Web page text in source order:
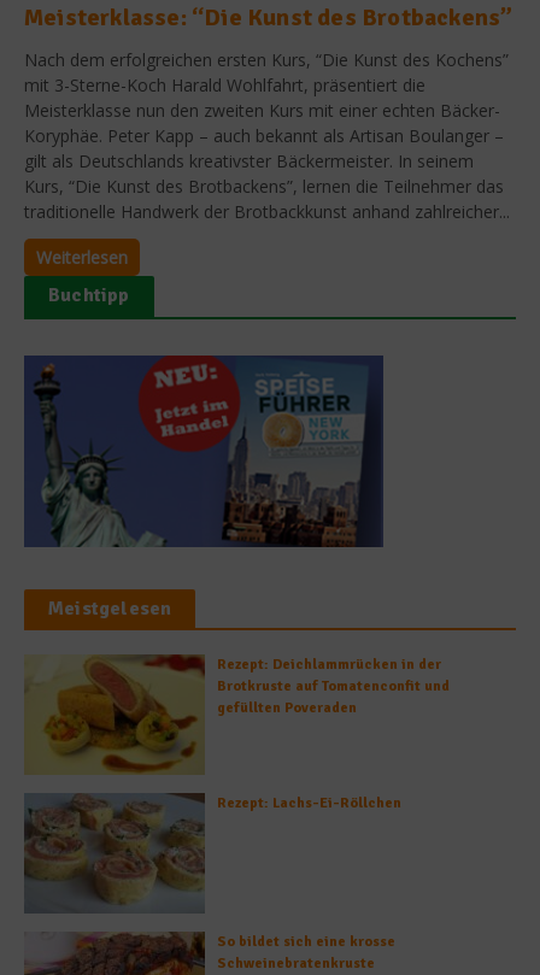
Meisterklasse: “Die Kunst des Brotbackens”
Nach dem erfolgreichen ersten Kurs, “Die Kunst des Kochens”
mit 3-Sterne-Koch Harald Wohlfahrt, präsentiert die
Meisterklasse nun den zweiten Kurs mit einer echten Bäcker-
Koryphäe. Peter Kapp – auch bekannt als Artisan Boulanger –
gilt als Deutschlands kreativster Bäckermeister. In seinem
Kurs, “Die Kunst des Brotbackens”, lernen die Teilnehmer das
traditionelle Handwerk der Brotbackkunst anhand zahlreicher...
Weiterlesen
Buchtipp
Meistgelesen
Rezept: Deichlammrücken in der
Brotkruste auf Tomatenconfit und
gefüllten Poveraden
Rezept: Lachs-Ei-Röllchen
So bildet sich eine krosse
Schweinebratenkruste